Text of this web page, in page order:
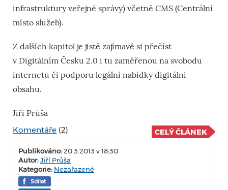
infrastruktury veřejné správy) včetně CMS (Centrální
místo služeb).
Z dalších kapitol je jistě zajímavé si přečíst
v Digitálním Česku 2.0 i tu zaměřenou na svobodu
internetu či podporu legální nabídky digitální
obsahu.
Jiří Průša
Komentáře (2) CELÝ ČLÁNEK
Publikováno:20.3.2013 v 18:30
Autor:Jiří Průša
Kategorie: Nezařazené
Sdílet